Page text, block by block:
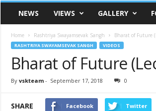
VSK
TelanganaNEWS VIEWS GALLERY
Home Rashtriya Swayamsevak Sangh Bharat of Future
RASHTRIYA SWAYAMSEVAK SANGH VIDEOS
Bharat of Future
By vskteam- September 17, 2018 0
SHARE Facebook Twitter